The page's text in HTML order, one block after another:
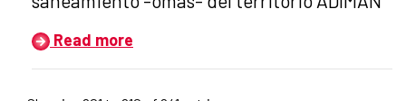
Read more